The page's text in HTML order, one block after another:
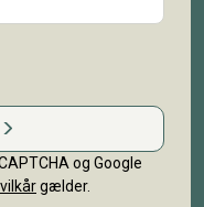
og Google
gælder.